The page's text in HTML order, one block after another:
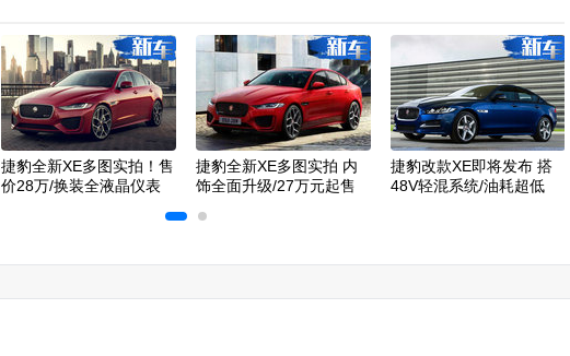
捷豹全新XE多图实拍！售
价28万/换装全液晶仪表
捷豹全新XE多图实拍 内
饰全面升级/27万元起售
捷豹改款XE即将发布 搭
48V轻混系统/油耗超低